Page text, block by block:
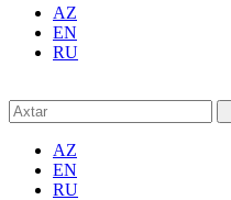
AZ
EN
RU
AZ
EN
RU